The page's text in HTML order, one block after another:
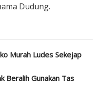
Dudung.
Murah Ludes Sekejap
Beralih Gunakan Tas